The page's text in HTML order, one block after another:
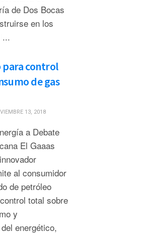
de Dos Bocas
en los
...
para control
de gas
13, 2018
a Debate
El Gaaas
al consumidor
de petróleo
total sobre
y
energético,